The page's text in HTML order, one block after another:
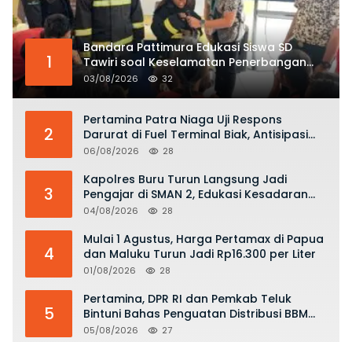
1
Bandara Pattimura Edukasi Siswa SD
Tawiri soal Keselamatan Penerbangan
dan Bahaya Bermain Layang-layang di
KKOP
03/08/2026 32
2
Pertamina Patra Niaga Uji Respons
Darurat di Fuel Terminal Biak, Antisipasi
Risiko Kebakaran dan Tumpahan BBM
06/08/2026 28
3
Kapolres Buru Turun Langsung Jadi
Pengajar di SMAN 2, Edukasi Kesadaran
Hukum dan Stop Kekerasan
04/08/2026 28
4
Mulai 1 Agustus, Harga Pertamax di Papua
dan Maluku Turun Jadi Rp16.300 per Liter
01/08/2026 28
5
Pertamina, DPR RI dan Pemkab Teluk
Bintuni Bahas Penguatan Distribusi BBM
dan LPG
05/08/2026 27